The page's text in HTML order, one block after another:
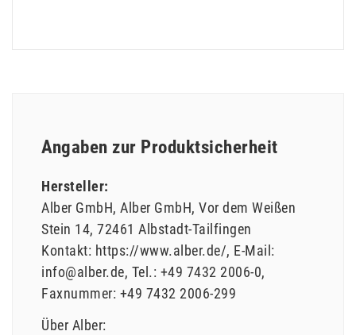
Angaben zur Produktsicherheit
Hersteller:
Alber GmbH Alber GmbH Vor dem Weißen
Stein 14 72461 Albstadt-Tailfingen
Kontakt: https://www.alber.de/ E-Mail:
info@alber.de Tel.: +49 7432 2006-0
Faxnummer: +49 7432 2006-299
Über Alber: